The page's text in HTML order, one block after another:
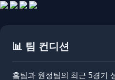
📊 팀 컨디션
홈팀과 원정팀의 최근 5경기